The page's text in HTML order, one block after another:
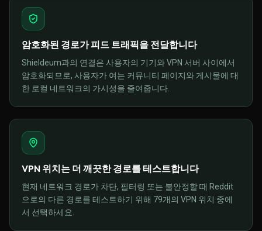
암호화된 경로가 피드 트래픽을 전달합니다
Shieldeum과의 연결은 사용자의 기기와 VPN 서버 사이에서
암호화되므로, 사용자가 여는 커뮤니티 페이지와 게시물에 대
한 로컬 네트워크의 가시성을 줄여줍니다.
VPN 위치는 더 깨끗한 경로를 테스트합니다
현재 네트워크 경로가 차단, 필터링 또는 불안정할 때 Reddit
으로의 다른 경로를 테스트하기 위해 79개의 VPN 위치 중에
서 선택하세요.